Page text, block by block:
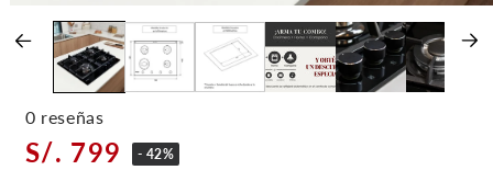
0 reseñas
S/. 799 - 42%